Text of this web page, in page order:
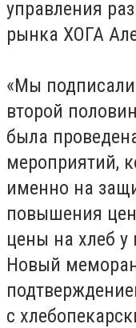
управления
рынка ХОГА
«Мы
второй
была
мероприятий,
именно на
повышения
цены на хлеб
Новый
с